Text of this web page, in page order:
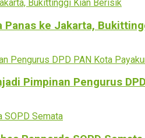
Panas ke Jakarta,
Pimpinan Pengurus